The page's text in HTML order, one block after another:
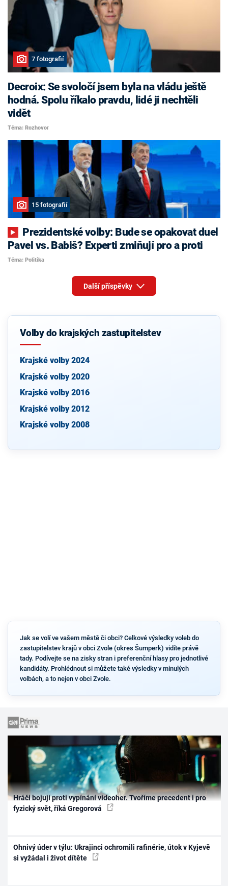
7 fotografií
Decroix: Se svoločí jsem byla na vládu ještě
hodná. Spolu říkalo pravdu, lidé ji nechtěli
vidět
Téma: Rozhovor
15 fotografií
Pavel vs. Babiš? Experti zmiňují pro a proti
Téma: Politika
Další příspěvky
Volby do krajských zastupitelstev
Krajské volby 2024
Krajské volby 2020
Krajské volby 2016
Krajské volby 2012
Krajské volby 2008
Jak se volí ve vašem městě či obci? Celkové výsledky voleb do
zastupitelstev krajů v obci Zvole (okres Šumperk) vidíte právě
tady. Podívejte se na zisky stran i preferenční hlasy pro jednotlivé
kandidáty. Prohlédnout si můžete také výsledky v minulých
volbách, a to nejen v obci Zvole.
Hráči bojují proti vypínání videoher. Tvoříme precedent i pro
fyzický svět, říká Gregorová
Ohnivý úder v týlu: Ukrajinci ochromili rafinérie, útok v Kyjevě
si vyžádal i život dítěte